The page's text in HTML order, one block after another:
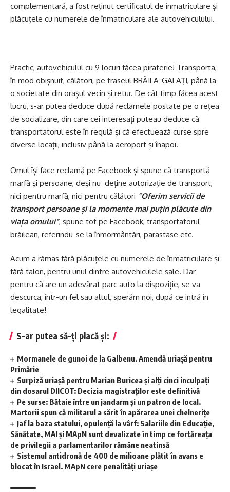
complementară, a fost reținut certificatul de înmatriculare și
plăcuțele cu numerele de înmatriculare ale autovehiculului.
Practic, autovehiculul cu 9 locuri făcea piraterie! Transporta,
în mod obișnuit, călători, pe traseul BRĂILA-GALAȚI, până la
o societate din orașul vecin și retur. De cât timp făcea acest
lucru, s-ar putea deduce după reclamele postate pe o rețea
de socializare, din care cei interesați puteau deduce că
transportatorul este în regulă și că efectuează curse spre
diverse locații, inclusiv până la aeroport și înapoi.
Omul își face reclamă pe Facebook și spune că transportă
marfă și persoane, deși nu deține autorizație de transport,
nici pentru marfă, nici pentru călători ”Oferim servicii de
transport persoane și la momente mai puțin plăcute din
viața omului”, spune tot pe Facebook, transportatorul
brăilean, referindu-se la înmormântări, parastase etc.
Acum a rămas fără plăcuțele cu numerele de înmatriculare și
fără talon, pentru unul dintre autovehiculele sale. Dar
pentru că are un adevărat parc auto la dispoziție, se va
descurca, într-un fel sau altul, sperăm noi, după ce intră în
legalitate!
S-ar putea să-ți placă și:
Mormanele de gunoi de la Galbenu. Amendă uriașă pentru
Primărie
Surpiză uriașă pentru Marian Buricea și alți cinci inculpați
din dosarul DIICOT: Decizia magistraților este definitivă
Pe surse: Bătaie între un jandarm și un patron de local.
Martorii spun că militarul a sărit în apărarea unei chelnerițe
Jaf la baza statului, opulență la vârf: Salariile din Educație,
Sănătate, MAI și MApN sunt devalizate în timp ce fortăreața
de privilegii a parlamentarilor rămâne neatinsă
Sistemul antidronă de 400 de milioane plătit în avans e
blocat în Israel. MApN cere penalități uriașe